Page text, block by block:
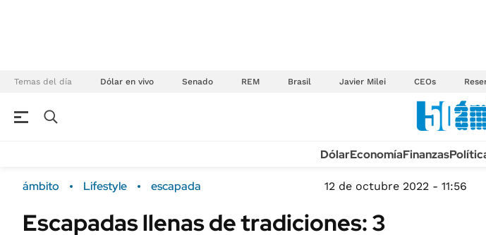
Temas del día Dólar en vivo Senado REM Brasil Javier Milei CEOs
Campo Sustentabilidad
TECNOLOGÍA
MÉXICO
MUNDO
DólarEconomíaFinanzas
ámbito Lifestyle escapada 12 de octubre 2022 - 11:56
Escapadas llenas de tradiciones: 3